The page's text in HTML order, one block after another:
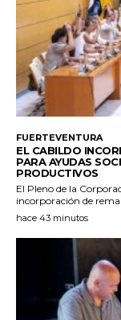
FUERTEVENTURA
EL CABILDO
PARA AYUDAS
PRODUCTIVOS
El Pleno de la
incorporación de
hace 43 minutos